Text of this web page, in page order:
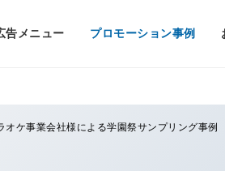
告メニュー プロモーション事例
オケ事業会社様による学園祭サンプリング事例